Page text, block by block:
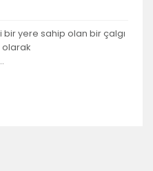
bir yere sahip olan bir çalgı
olarak